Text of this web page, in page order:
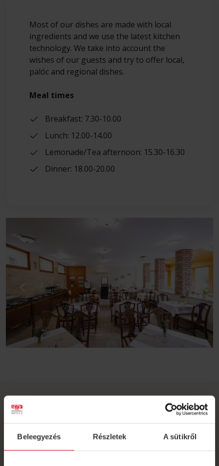
Beleegyezés Részletek A sütikről
Most of our dishes are made with local
ingredients and we use the latest kitchen
technology. We take into account the
wishes of our guests and try to offer local,
palóc and regional dishes.
Meal times
Breakfast: 7.30-10.00
Lunch: 12.00-14.00
Lemonade/Tea afternoon: 15.30-16.30
Dinner: 18.00-20.00
Menu, Drink list